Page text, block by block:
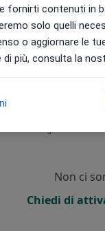
Non ci
Chiedi di
contenuti in
solo quelli
o aggiornare le
di più, consulta la